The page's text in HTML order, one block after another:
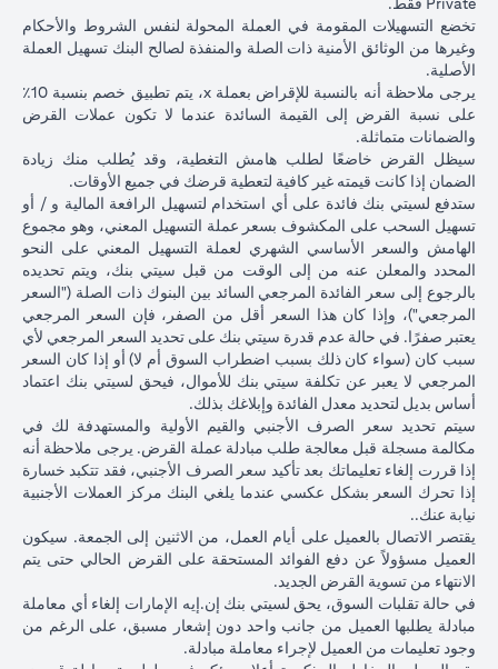
10,508,750 ين ياباني.
سعر
الصرف
الأجنبي
للعميل
(بما في
ذلك
فارق
السعر
المستحق
للبنك)
بعد 1
شهر
الياباني مقابل الدولار
الأمريكي بنسبة 2٪
ليصل إلى 102.90 ين
ياباني = دولار أمريكي
استقرار سعر الين
الياباني مقابل
الدولار الأمريكي
عند 105 ين ياباني
= دولار أمريكي
الين الياباني
الدولار
بنسبة
107.1 ين
دولار أمريكي
بالدولار
الأمريكي
إذا تم
تحويل
قرض
الين
الياباني
مرة
أخرى
قرض
بالدولار
الأمريكي
102,125.85 دولار
(10,508,750/102.90
ين ياباني)
100,083.33 دولار
(10,508,750/105
ين ياباني)
107.10
ين ياباني)
تخضع التسهيلات المقومة في العملة المحولة لنفس الشروط والأحكام
وغيرها من الوثائق الأمنية ذات الصلة والمنفذة لصالح البنك تسهيل العملة
الأصلية.
يرجى ملاحظة أنه بالنسبة للإقراض بعملة x، يتم تطبيق خصم بنسبة 10٪
على نسبة القرض إلى القيمة السائدة عندما لا تكون عملات القرض
والضمانات متماثلة.
سيظل القرض خاضعًا لطلب هامش التغطية، وقد يُطلب منك زيادة
الضمان إذا كانت قيمته غير كافية لتعطية قرضك في جميع الأوقات.
ستدفع لسيتي بنك فائدة على أي استخدام لتسهيل الرافعة المالية و / أو
تسهيل السحب على المكشوف بسعر عملة التسهيل المعني، وهو مجموع
الهامش والسعر الأساسي الشهري لعملة التسهيل المعني على النحو
المحدد والمعلن عنه من إلى الوقت من قبل سيتي بنك، ويتم تحديده
بالرجوع إلى سعر الفائدة المرجعي السائد بين البنوك ذات الصلة ("السعر
المرجعي")، وإذا كان هذا السعر أقل من الصفر، فإن السعر المرجعي
يعتبر صفرًا. في حالة عدم قدرة سيتي بنك على تحديد السعر المرجعي لأي
سبب كان (سواء كان ذلك بسبب اضطراب السوق أم لا) أو إذا كان السعر
المرجعي لا يعبر عن تكلفة سيتي بنك للأموال، فيحق لسيتي بنك اعتماد
أساس بديل لتحديد معدل الفائدة وإبلاغك بذلك.
سيتم تحديد سعر الصرف الأجنبي والقيم الأولية والمستهدفة لك في
مكالمة مسجلة قبل معالجة طلب مبادلة عملة القرض. يرجى ملاحظة أنه
إذا قررت إلغاء تعليماتك بعد تأكيد سعر الصرف الأجنبي، فقد تتكبد خسارة
إذا تحرك السعر بشكل عكسي عندما يلغي البنك مركز العملات الأجنبية
نيابة عنك..
يقتصر الاتصال بالعميل على أيام العمل، من الاثنين إلى الجمعة. سيكون
العميل مسؤولاً عن دفع الفوائد المستحقة على القرض الحالي حتى يتم
الانتهاء من تسوية القرض الجديد.
في حالة تقلبات السوق، يحق لسيتي بنك إن.إيه الإمارات إلغاء أي معاملة
مبادلة يطلبها العميل من جانب واحد دون إشعار مسبق، على الرغم من
وجود تعليمات من العميل لإجراء معاملة مبادلة.